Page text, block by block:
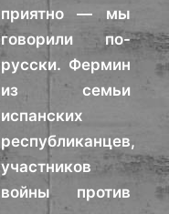
приятно — мы
говорили по-
русски. Фермин
из семьи
испанских
республиканцев,
участников
войны против